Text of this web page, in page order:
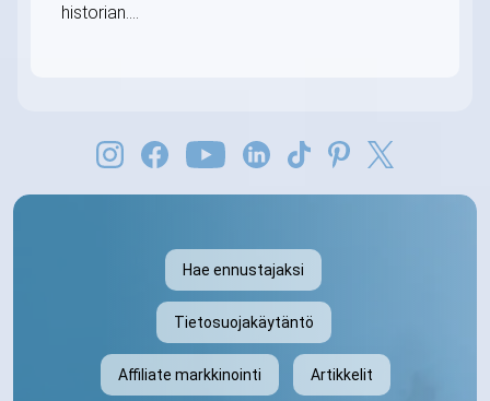
historian....
Hae ennustajaksi
Tietosuojakäytäntö
Affiliate markkinointi Artikkelit